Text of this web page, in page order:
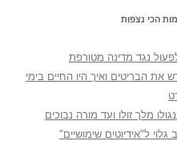
הכי נצפות
נגד מדינה מטורפת
את הבריטים ואיך היו החיים בימי
מלך זולו ועד מורה נבוכים
גלוי ל"אידיוטים שימושיים"